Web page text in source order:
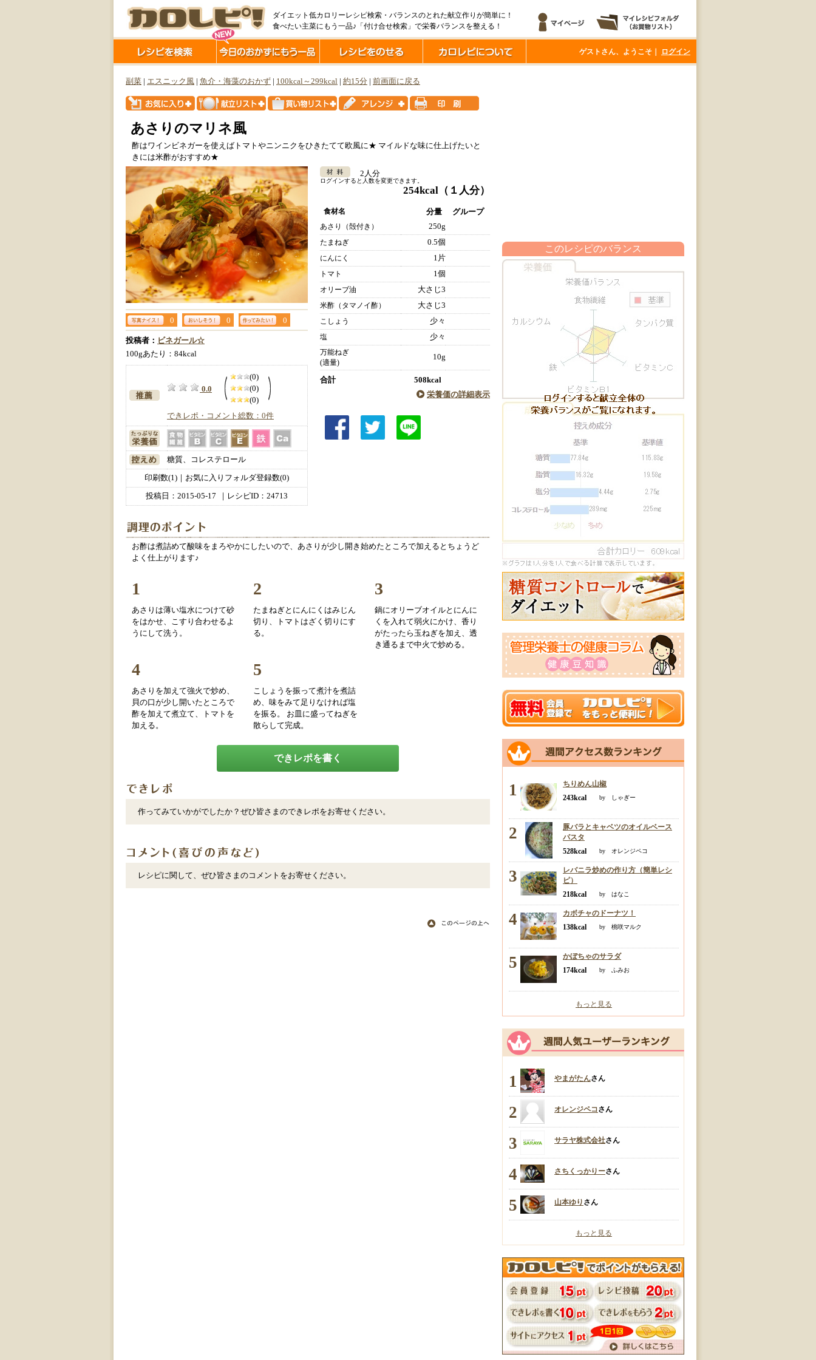
ダイエット低カロリーレシピ検索・バランスのとれた献立作りが簡単に！
食べたい主菜にもう一品♪「付け合せ検索」で栄養バランスを整える！
ゲストさん、ようこそ｜ ログイン
副菜 エスニック風 魚介・海藻のおかず 100kcal～299kcal 約15分 前画面に戻る
あさりのマリネ風
酢はワインビネガーを使えばトマトやニンニクをひきたてて欧風に★ マイルドな味に仕上げたいと
きには米酢がおすすめ★
0 0 0
投稿者： ビネガール☆
100gあたり：84kcal
0.0
(0)
(0)
(0)
できレポ・コメント総数：0件
糖質、コレステロール
印刷数(1)｜お気に入りフォルダ登録数(0)
投稿日： 2015-05-17 ｜レシピID：24713
2人分
ログインすると人数を変更できます。
254kcal （１人分）
食材名 分量 グループ
あさり（殻付き） 250g
たまねぎ 0.5個
にんにく 1片
トマト 1個
オリーブ油 大さじ3
米酢（タマノイ酢） 大さじ3
こしょう 少々
塩 少々
万能ねぎ
(適量)
10g
合計
508kcal
栄養価の詳細表示
お酢は煮詰めて酸味をまろやかにしたいので、あさりが少し開き始めたところで加えるとちょうど
よく仕上がります♪
1
あさりは薄い塩水につけて砂
をはかせ、こすり合わせるよ
うにして洗う。
2
たまねぎとにんにくはみじん
切り、トマトはざく切りにす
る。
3
鍋にオリーブオイルとにんに
くを入れて弱火にかけ、香り
がたったら玉ねぎを加え、透
き通るまで中火で炒める。
4
あさりを加えて強火で炒め、
貝の口が少し開いたところで
酢を加えて煮立て、トマトを
加える。
5
こしょうを振って煮汁を煮詰
め、味をみて足りなければ塩
を振る。 お皿に盛ってねぎを
散らして完成。
できレポを書く
作ってみていかがでしたか？ぜひ皆さまのできレポをお寄せください。
レシピに関して、ぜひ皆さまのコメントをお寄せください。
このレシピのバランス
1
ちりめん山椒
243kcal
by しゃぎー
2
豚バラとキャベツのオイルベース
パスタ
528kcal
by オレンジペコ
3
レバニラ炒めの作り方（簡単レシ
ピ）
218kcal
by はなこ
4
カボチャのドーナツ！
138kcal
by 桃咲マルク
5
かぼちゃのサラダ
174kcal
by ふみお
もっと見る
1 やまがたんさん
2 オレンジペコさん
3 サラヤ株式会社さん
4 さちくっかりーさん
5 山本ゆり さん
もっと見る